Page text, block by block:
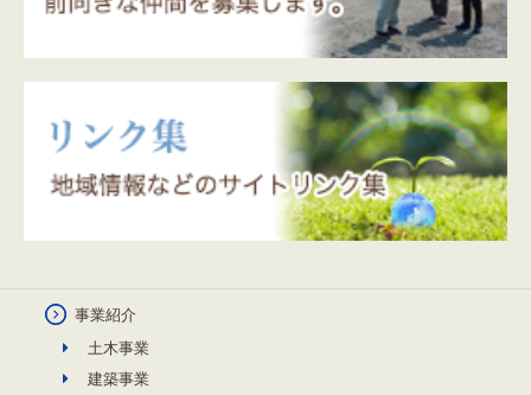
事業紹介
土木事業
建築事業